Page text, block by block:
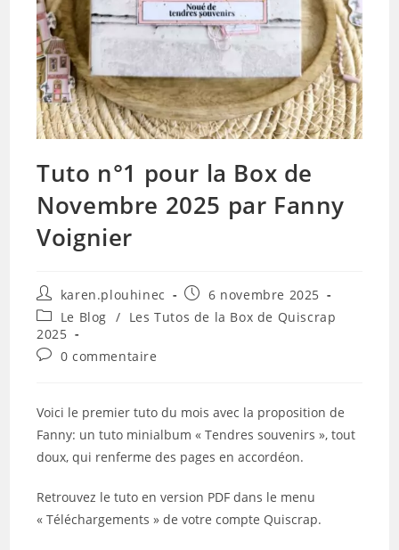
Tuto n°1 pour la Box de
Novembre 2025 par Fanny
Voignier
Auteur/autrice
de
la
publication :
karen.plouhinec
Publication
publiée :
6 novembre 2025
Post
category:
Le Blog / Les Tutos de la Box de Quiscrap
2025
Commentaires
publication :
0 commentaire
Voici le premier tuto du mois avec la proposition de
Fanny: un tuto minialbum « Tendres souvenirs », tout
doux, qui renferme des pages en accordéon.
Retrouvez le tuto en version PDF dans le menu
« Téléchargements » de votre compte Quiscrap.